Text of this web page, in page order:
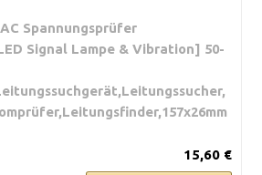
Spannungsprüfer
Signal Lampe & Vibration] 50-
15,60 €